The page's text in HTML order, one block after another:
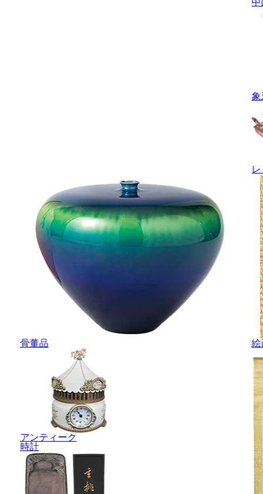
中
象
骨董品
アンティーク
時計
絵